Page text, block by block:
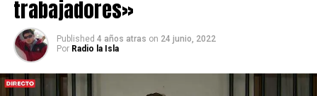
trabajadores»
Published 4 años atras on 24 junio, 2022
Por Radio la Isla